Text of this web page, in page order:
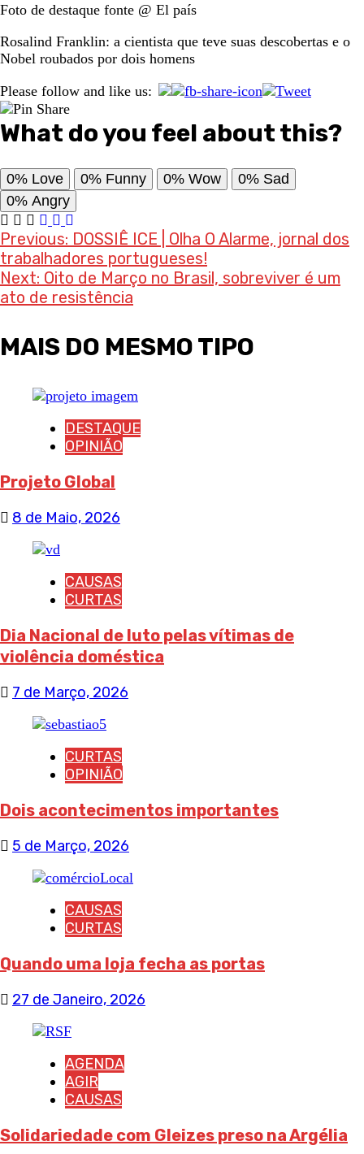
Foto de destaque fonte @ El país
Rosalind Franklin: a cientista que teve suas descobertas e o
Nobel roubados por dois homens
Please follow and like us:
What do you feel about this?
0% Love 0% Funny 0% Wow 0% Sad
0% Angry
Post
navigation
Previous: DOSSIÊ ICE | Olha O Alarme, jornal dos
trabalhadores portugueses!
Next: Oito de Março no Brasil, sobreviver é um
ato de resistência
MAIS DO MESMO TIPO
DESTAQUE
OPINIÃO
Projeto Global
8 de Maio, 2026
CAUSAS
CURTAS
Dia Nacional de luto pelas vítimas de
violência doméstica
7 de Março, 2026
CURTAS
OPINIÃO
Dois acontecimentos importantes
5 de Março, 2026
CAUSAS
CURTAS
Quando uma loja fecha as portas
27 de Janeiro, 2026
AGENDA
AGIR
CAUSAS
Solidariedade com Gleizes preso na Argélia